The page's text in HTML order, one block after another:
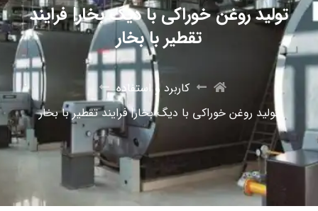
تولید روغن خوراکی با دیگ بخار| فرایند
تقطیر با بخار
کاربرد و استفاده
تولید روغن خوراکی با دیگ بخار| فرایند تقطیر با بخار